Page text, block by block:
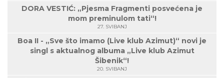
DORA VESTIĆ: „Pjesma Fragmenti posvećena je
mom preminulom tati“!
27. SVIBANJ
Boa II - „Sve što imamo (Live klub Azimut)“ novi je
singl s aktualnog albuma „Live klub Azimut
Šibenik“!
20. SVIBANJ